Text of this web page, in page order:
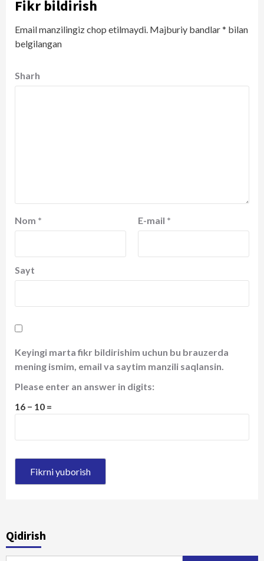
Fikr bildirish
Email manzilingiz chop etilmaydi. Majburiy bandlar* bilan
belgilangan
Sharh
Nom * E-mail *
Sayt
Keyingi marta fikr bildirishim uchun bu brauzerda
mening ismim, email va saytim manzili saqlansin.
Please enter an answer in digits:
16 − 10 =
Qidirish